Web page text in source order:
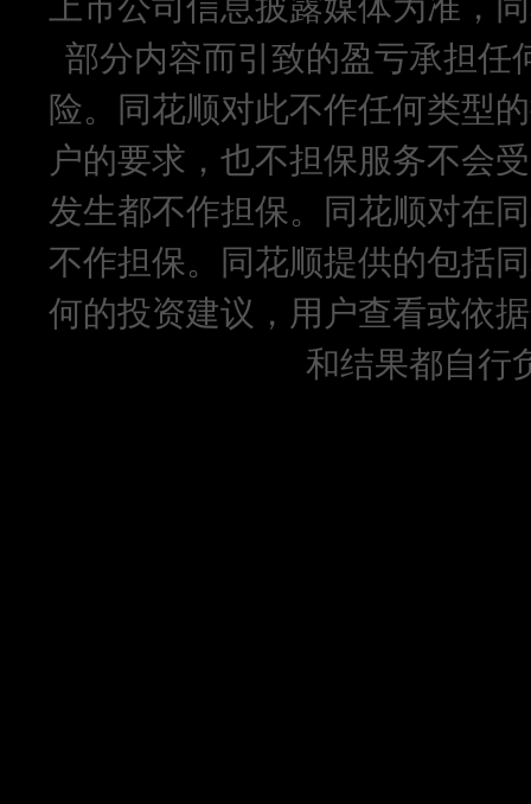
部分内容而引致的盈亏承担任
险。同花顺对此不作任何类型
户的要求，也不担保服务不会
发生都不作担保。同花顺对在
不作担保。同花顺提供的包括
何的投资建议，用户查看或依
和结果都自行